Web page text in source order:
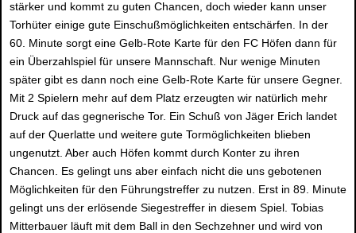
stärker und kommt zu guten Chancen, doch wieder kann unser
Torhüter einige gute Einschußmöglichkeiten entschärfen. In der
60. Minute sorgt eine Gelb-Rote Karte für den FC Höfen dann für
ein Überzahlspiel für unsere Mannschaft. Nur wenige Minuten
später gibt es dann noch eine Gelb-Rote Karte für unsere Gegner.
Mit 2 Spielern mehr auf dem Platz erzeugten wir natürlich mehr
Druck auf das gegnerische Tor. Ein Schuß von Jäger Erich landet
auf der Querlatte und weitere gute Tormöglichkeiten blieben
ungenutzt. Aber auch Höfen kommt durch Konter zu ihren
Chancen. Es gelingt uns aber einfach nicht die uns gebotenen
Möglichkeiten für den Führungstreffer zu nutzen. Erst in 89. Minute
gelingt uns der erlösende Siegestreffer in diesem Spiel. Tobias
Mitterbauer läuft mit dem Ball in den Sechzehner und wird von